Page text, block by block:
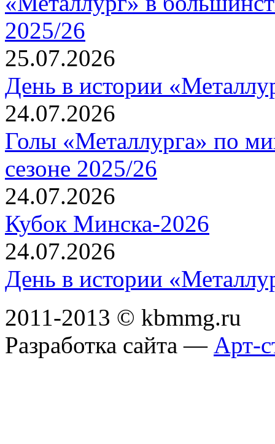
2025/26
25.07.2026
День в истории
24.07.2026
Голы «Металлурга» по
сезоне 2025/26
24.07.2026
Кубок Минска-2026
24.07.2026
День в истории
2011-2013 © kbmmg.ru
Разработка сайта — Арт-